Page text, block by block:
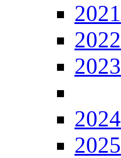
2021
2022
2023
2024
2025